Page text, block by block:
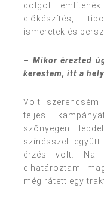
dolgot
előkészítés,
ismeretek és
– Mikor érezted
kerestem, itt a
Volt
teljes
szőnyegen
színésszel
érzés volt.
elhatároztam
még rátett egy